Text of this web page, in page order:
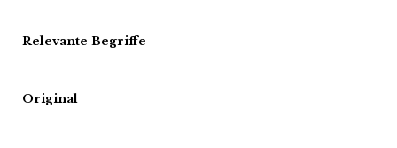
Relevante Begriffe
Original